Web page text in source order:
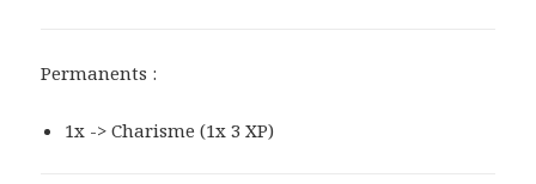
Permanents :
1x -> Charisme (1x 3 XP)